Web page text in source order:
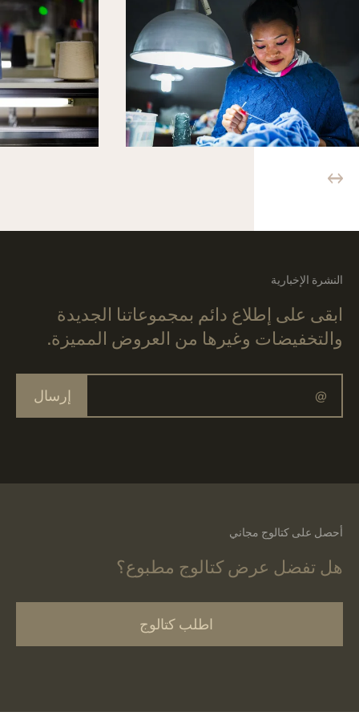
النشرة الإخبارية
ابقى على إطلاع دائم بمجموعاتنا الجديدة
والتخفيضات وغيرها من العروض المميزة.
إرسال
أحصل على كتالوج مجاني
هل تفضل عرض كتالوج مطبوع؟
اطلب كتالوج